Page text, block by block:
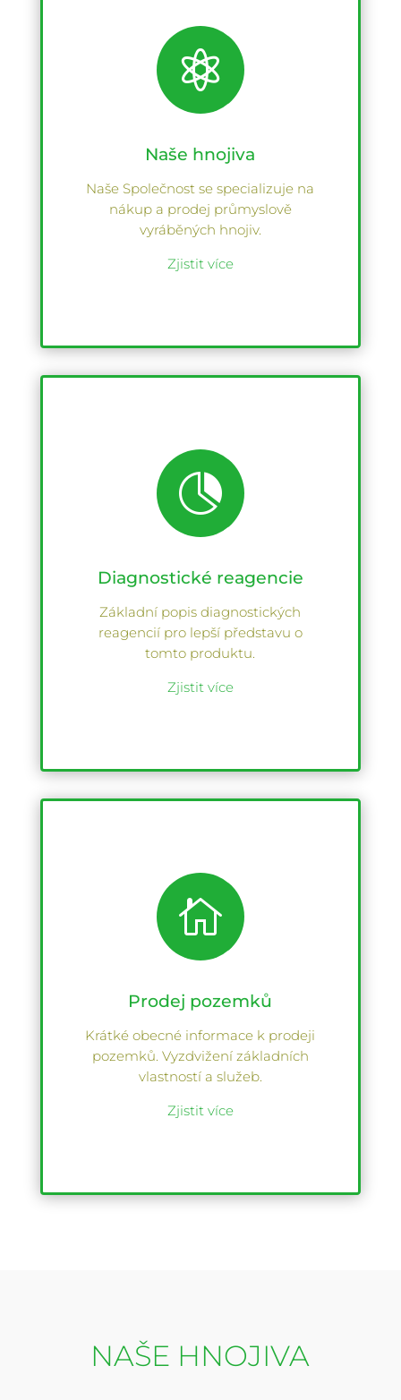

Naše hnojiva
Naše Společnost se specializuje na
nákup a prodej průmyslově
vyráběných hnojiv.
Zjistit více

Diagnostické reagencie
Základní popis diagnostických
reagencií pro lepší představu o
tomto produktu.
Zjistit více

Prodej pozemků
Krátké obecné informace k prodeji
pozemků. Vyzdvižení základních
vlastností a služeb.
Zjistit více
NAŠE HNOJIVA